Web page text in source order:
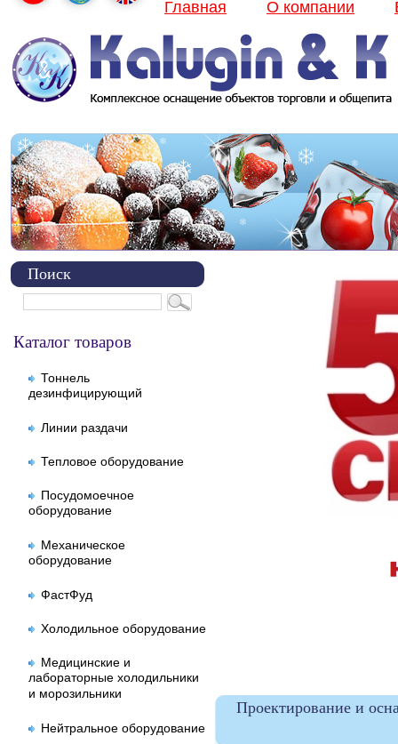
Главная О компании
Поиск
Каталог товаров
Тоннель
дезинфицирующий
Линии раздачи
Тепловое оборудование
Посудомоечное
оборудование
Механическое
оборудование
ФастФуд
Холодильное оборудование
Медицинские и
лабораторные холодильники
и морозильники
Нейтральное оборудование
Проектирование и